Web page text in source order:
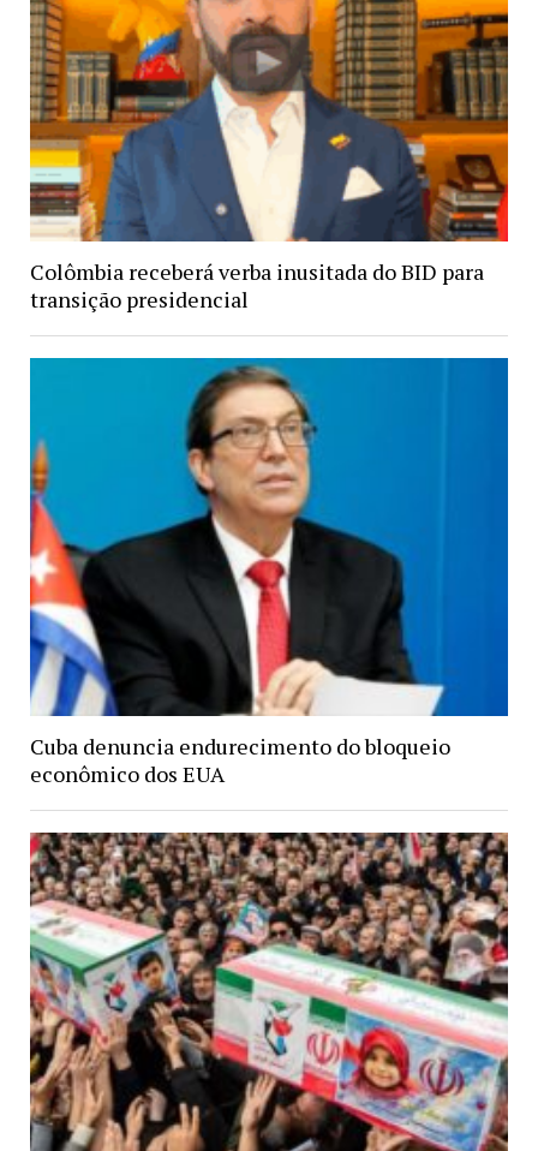
Colômbia receberá verba inusitada do BID para
transição presidencial
Cuba denuncia endurecimento do bloqueio
econômico dos EUA